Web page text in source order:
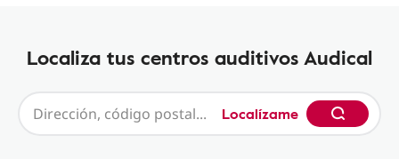
Localiza tus centros auditivos Audical
Localízame